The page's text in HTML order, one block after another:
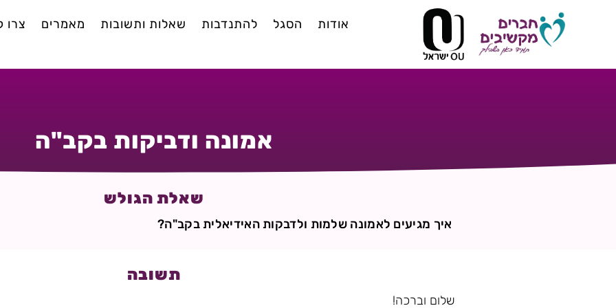
אודות הסגל להתנדבות שאלות ותשובות מאמרים צרו
אמונה ודביקות בקב"ה
שאלת הגולש
איך מגיעים לאמונה שלמות ולדבקות האידיאלית בקב"ה?
תשובה
שלום וברכה!